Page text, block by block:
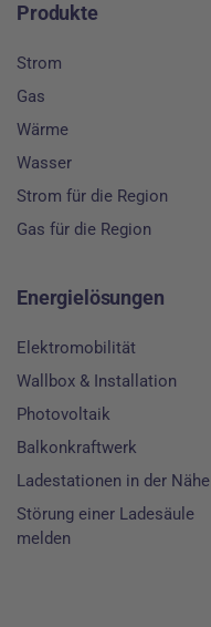
Produkte
Strom
Gas
Wärme
Wasser
Strom für die Region
Gas für die Region
Energielösungen
Elektromobilität
Wallbox & Installation
Photovoltaik
Balkonkraftwerk
Ladestationen in der Nähe
Störung einer Ladesäule
melden